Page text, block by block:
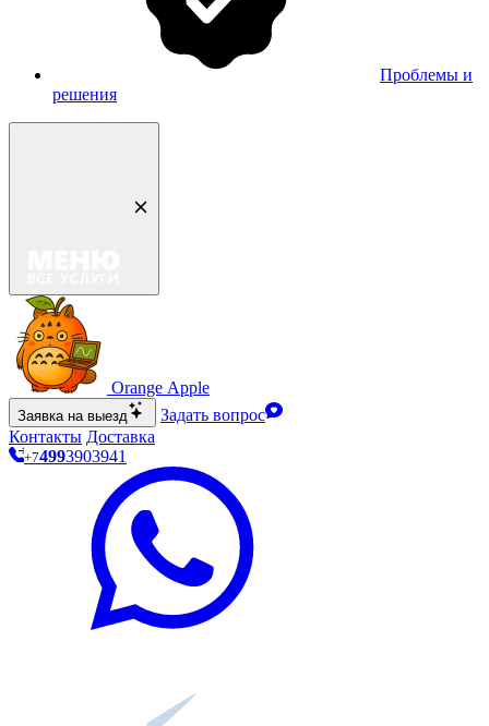
Проблемы и
решения
Orange Apple
Заявка на выезд
Задать вопрос
Контакты Доставка
+74993903941